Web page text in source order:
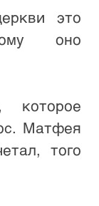
это
оно
которое
Матфея
того